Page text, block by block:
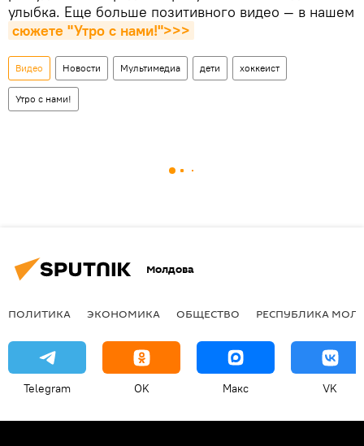
улыбка. Еще больше позитивного видео — в нашем
сюжете "Утро с нами!">>>
Видео Новости Мультимедиа дети хоккеист
Утро с нами!
Молдова
ПОЛИТИКА ЭКОНОМИКА ОБЩЕСТВО РЕСПУБЛИКА
Telegram OK Макс VK